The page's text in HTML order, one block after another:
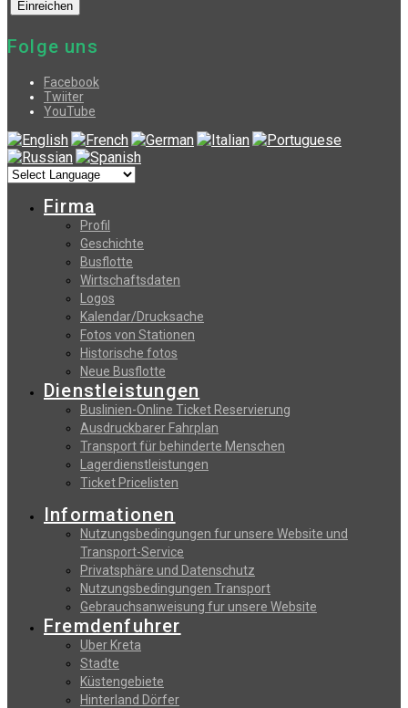
Folge uns
Facebook
Twiiter
YouTube
Firma
Profil
Geschichte
Busflotte
Wirtschaftsdaten
Logos
Kalendar/Drucksache
Fotos von Stationen
Historische fotos
Neue Busflotte
Dienstleistungen
Buslinien-Online Ticket Reservierung
Αusdruckbarer Fahrplan
Transport für behinderte Menschen
Lagerdienstleistungen
Ticket Pricelisten
Informationen
Nutzungsbedingungen fur unsere Website und
Transport-Service
Privatsphäre und Datenschutz
Nutzungsbedingungen Transport
Gebrauchsanweisung fur unsere Website
Fremdenfuhrer
Uber Kreta
Stadte
Küstengebiete
Hinterland Dörfer